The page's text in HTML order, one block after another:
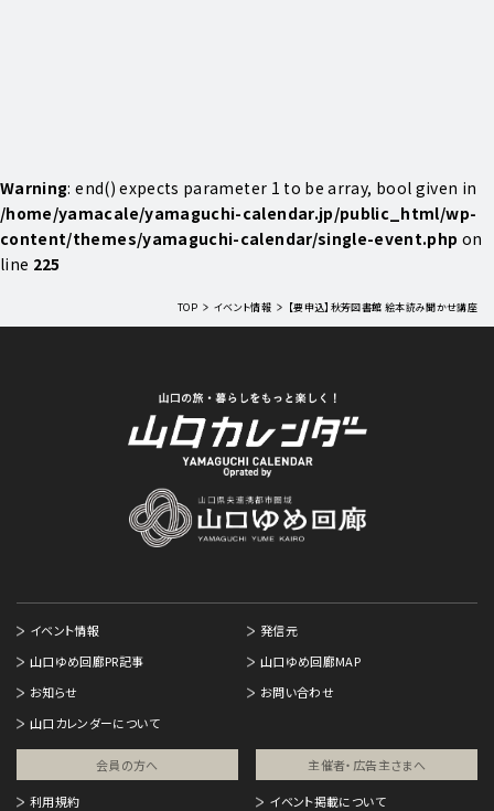
Warning: end() expects parameter 1 to be array, bool given in
/home/yamacale/yamaguchi-calendar.jp/public_html/wp-
content/themes/yamaguchi-calendar/single-event.php on
line 225
TOP イベント情報 【要申込】秋芳図書館 絵本読み聞かせ講座
イベント情報
発信元
山口ゆめ回廊PR記事
山口ゆめ回廊MAP
お知らせ
お問い合わせ
山口カレンダーについて
会員の方へ
利用規約
主催者・広告主さまへ​
イベント掲載について